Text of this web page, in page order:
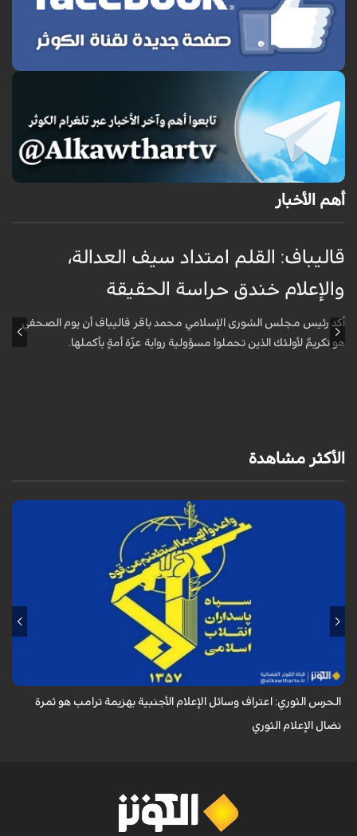
أهم الأخبار
قاليباف: القلم امتداد سيف العدالة،
والإعلام خندق حراسة الحقيقة
أكد رئيس مجلس الشورى الإسلامي محمد باقر قاليباف أن يوم الصحفي
هو تكريمٌ لأولئك الذين تحملوا مسؤولية رواية عزّة أمةٍ بأكملها.
الأكثر مشاهدة
أكد الحرس الثوري في بيان له بمناسبة يوم الصحفي، وذكرى استشهاد الصحفي
محمود صارمي، أن اعتراف وسائل الإعلام الأجنبية بهزيمة ترامب هو ثمرة نضال
الحرس الثوري: اعتراف وسائل الإعلام الأجنبية بهزيمة ترامب هو ثمرة
نضال الإعلام الثوري